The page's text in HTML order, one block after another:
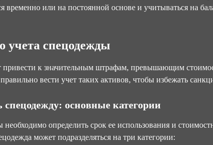
временно или на постоянной основе и учитываться на
учета спецодежды
к значительным штрафам, превышающим
вести учет таких активов, чтобы избежать
основные категории
определить срок ее использования и
может подразделяться на три категории: